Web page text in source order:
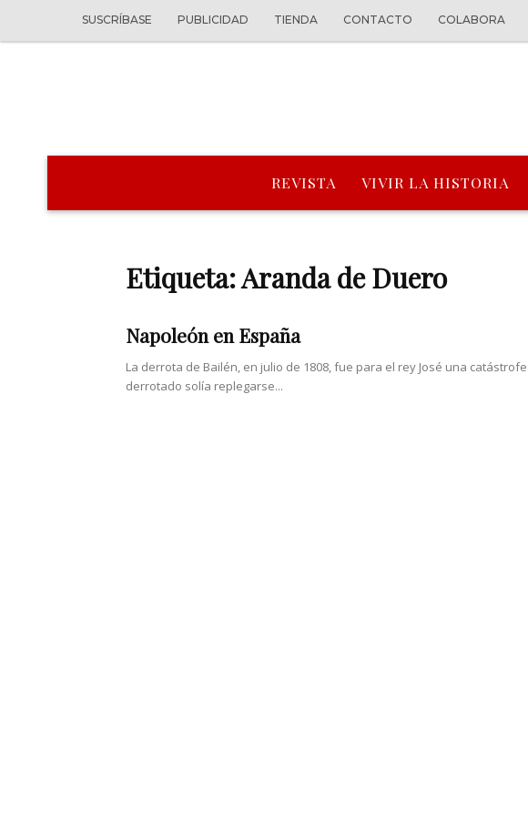
SUSCRÍBASE PUBLICIDAD TIENDA CONTACTO COLABORA
REVISTA VIVIR LA HISTORIA
Etiqueta: Aranda de Duero
Napoleón en España
La derrota de Bailén, en julio de 1808, fue para el rey José una
derrotado solía replegarse...